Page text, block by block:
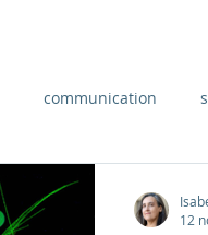
communication
12